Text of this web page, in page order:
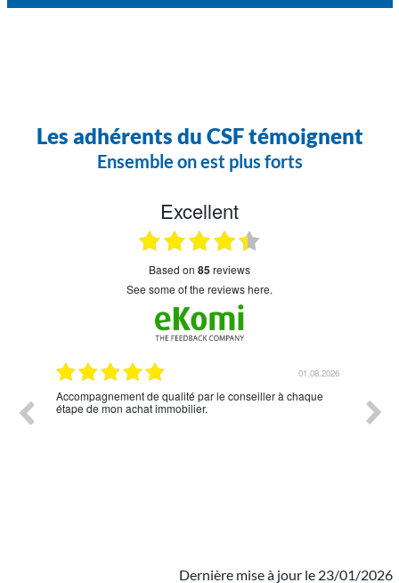
Les adhérents du CSF témoignent
Ensemble on est plus forts
Excellent
based on 85reviews
see some of the reviews here.
01.08.2026
Accompagnement de qualité par le conseiller à chaque
étape de mon achat immobilier.
me
Dernière mise à jour le 23/01/2026